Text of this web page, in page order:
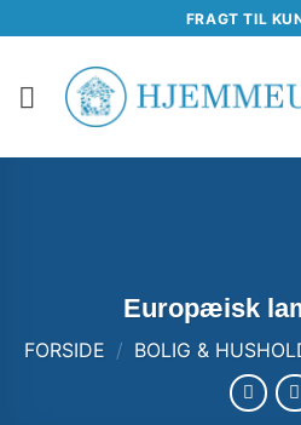
til
FRAGT TIL
Europæisk
FORSIDE / BOLIG &